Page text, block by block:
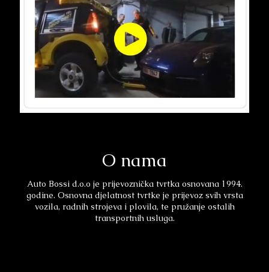
O nama
Auto Bossi d.o.o je prijevoznička tvrtka osnovana 1994.
godine. Osnovna djelatnost tvrtke je prijevoz svih vrsta
vozila, radnih strojeva i plovila, te pružanje ostalih
transportnih usluga.